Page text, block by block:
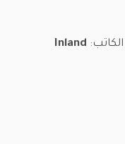
| الكاتب: Inland